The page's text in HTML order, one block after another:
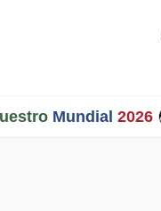
Mundial 2026